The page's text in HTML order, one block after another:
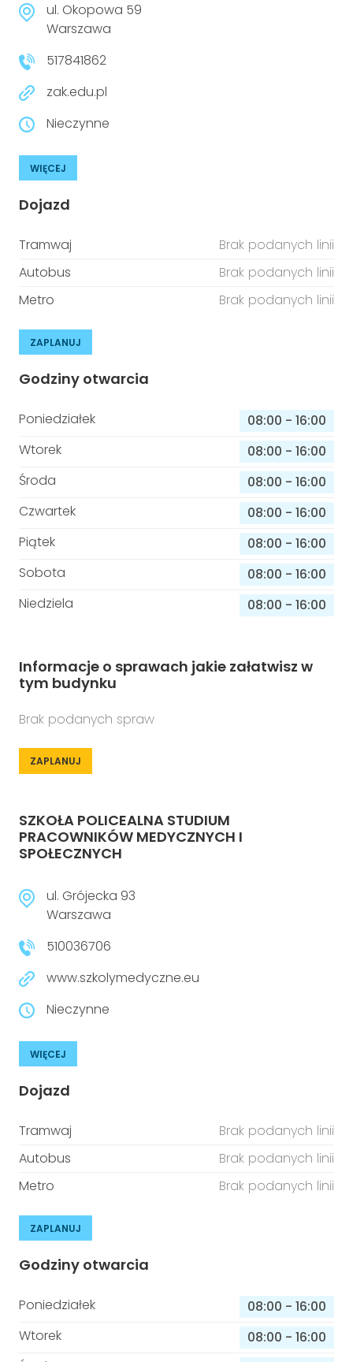
ul. Okopowa 59
Warszawa
517841862
zak.edu.pl
Nieczynne
WIĘCEJ
Dojazd
Tramwaj
Brak podanych linii
Autobus
Brak podanych linii
Metro
Brak podanych linii
ZAPLANUJ
Godziny otwarcia
Poniedziałek 08:00 - 16:00
Wtorek
08:00 - 16:00
Środa
08:00 - 16:00
Czwartek
08:00 - 16:00
Piątek
08:00 - 16:00
Sobota
08:00 - 16:00
Niedziela
08:00 - 16:00
Informacje o sprawach jakie załatwisz w
tym budynku
Brak podanych spraw
ZAPLANUJ
SZKOŁA POLICEALNA STUDIUM
PRACOWNIKÓW MEDYCZNYCH I
SPOŁECZNYCH
ul. Grójecka 93
Warszawa
510036706
www.szkolymedyczne.eu
Nieczynne
WIĘCEJ
Dojazd
Tramwaj
Brak podanych linii
Autobus
Brak podanych linii
Metro
Brak podanych linii
ZAPLANUJ
Godziny otwarcia
Poniedziałek 08:00 - 16:00
Wtorek
08:00 - 16:00